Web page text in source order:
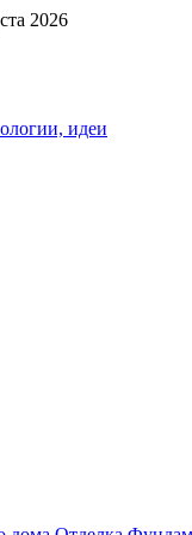
2026
идеи